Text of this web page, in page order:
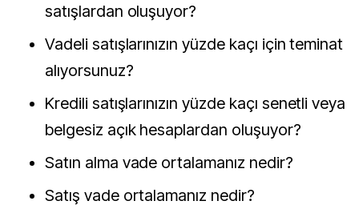
satışlardan oluşuyor?
Vadeli satışlarınızın yüzde kaçı için teminat
alıyorsunuz?
Kredili satışlarınızın yüzde kaçı senetli veya
belgesiz açık hesaplardan oluşuyor?
Satın alma vade ortalamanız nedir?
Satış vade ortalamanız nedir?